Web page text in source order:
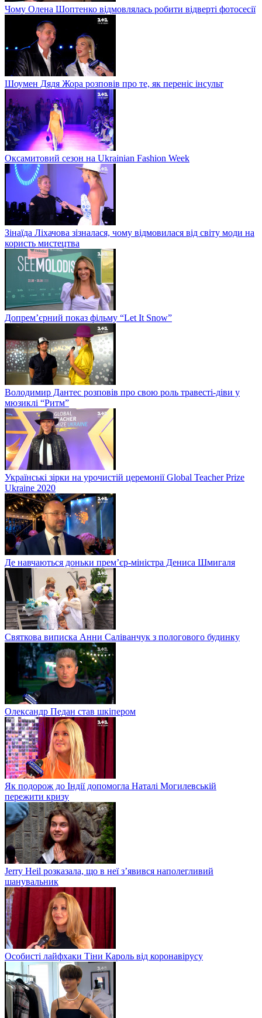
Чому Олена Шоптенко відмовлялась робити відверті фотосесії
Шоумен Дядя Жора розповів про те, як переніс інсульт
Оксамитовий сезон на Ukrainian Fashion Week
Зінаїда Ліхачова зізналася, чому відмовилася від світу моди на
користь мистецтва
Допрем’єрний показ фільму “Let It Snow”
Володимир Дантес розповів про свою роль травесті-діви у
мюзиклі “Ритм”
Українські зірки на урочистій церемонії Global Teacher Prize
Ukraine 2020
Де навчаються доньки прем’єр-міністра Дениса Шмигаля
Святкова виписка Анни Саліванчук з пологового будинку
Олександр Педан став шкіпером
Як подорож до Індії допомогла Наталі Могилевській
пережити кризу
Jerry Heil розказала, що в неї з’явився наполегливий
шанувальник
Особисті лайфхаки Тіни Кароль від коронавірусу